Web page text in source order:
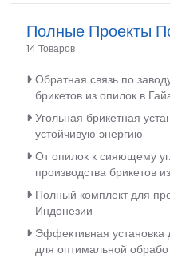
Полные Проекты
14 Товаров
Обратная связь по
брикетов из опилок в
Угольная брикетная
устойчивую энергию
От опилок к сияющему
производства брикетов
Полный комплект для
Индонезии
Эффективная установка
для оптимальной